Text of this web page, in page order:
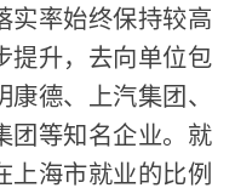
实率始终保持较高
提升，去向单位包
德、上汽集团、
团等知名企业。就
上海市就业的比例